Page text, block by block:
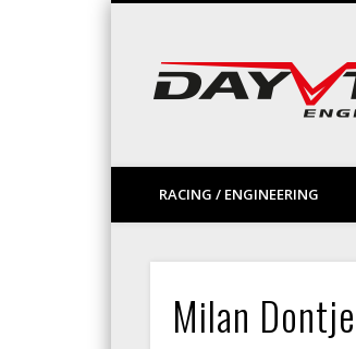
LinkedIn
RACING / ENGINEERING
Milan